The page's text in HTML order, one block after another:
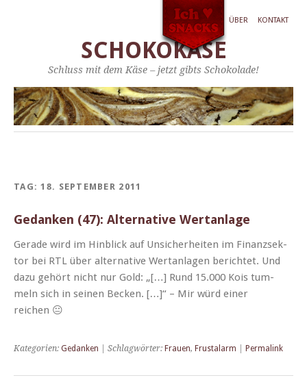
ÜBER KONTAKT
SCHOKOKÄSE
Schluss mit dem Käse – jetzt gibts Schokolade!
TAG:18. SEPTEMBER 2011
Gedanken (47): Alternative Wertanlage
Ger­ade wird im Hin­blick auf Unsicher­heit­en im Finanzsek­
tor bei RTL über alter­na­tive Wer­tan­la­gen berichtet. Und
dazu gehört nicht nur Gold: „[…] Rund 15.000 Kois tum­
meln sich in seinen Beck­en. […]“ – Mir würd ein­er
reichen 😐
Kategorien: Gedanken | Schlagwörter: Frauen, Frustalarm Permalink